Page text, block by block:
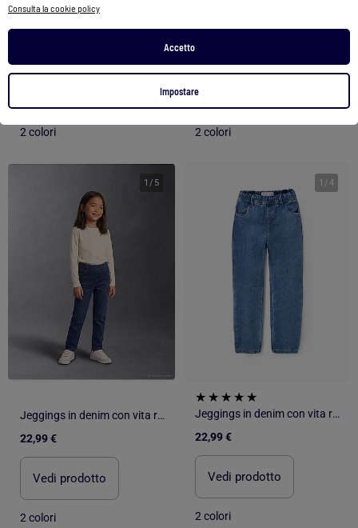
Consulta la cookie policy
Accetto
Impostare
Jeans skinny flessibili
2 colori
Jeans skinny flessibili
2 colori
1 / 5
Jeggings in denim con vita regolabile
22,99 €
Vedi prodotto
2 colori
1 /4
Jeggings in denim con vita regolabile
22,99 €
Vedi prodotto
2 colori